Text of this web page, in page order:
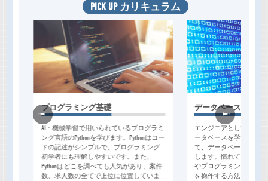
PICK UP カリキュラム
プログラミング基礎
AI・機械学習で用いられているプログラミ
ング言語のPythonを学びます。Pythonはコー
ドの記述がシンプルで、プログラミング
初学者にも理解しやすいです。また、
Pythonはどこを調べても人気があり、案件
数、求人数の全てで上位に位置していま
データベース
エンジニアとしての必
ータベースを学びます。
て、データベース言語の
します。慣れてきたら
やプログラミング言語
を操作する方法を学び